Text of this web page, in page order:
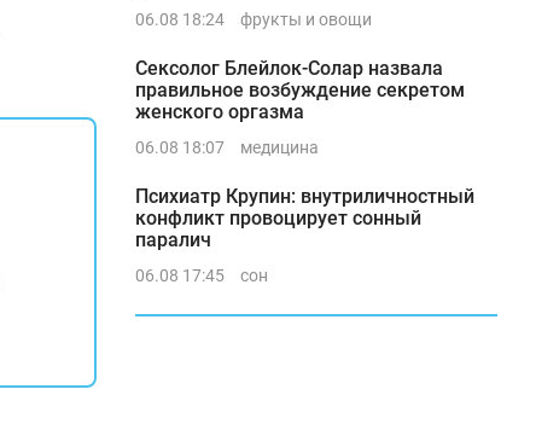
06.08 18:24 фрукты и овощи
Сексолог Блейлок-Солар назвала
правильное возбуждение секретом
женского оргазма
06.08 18:07 медицина
Психиатр Крупин: внутриличностный
конфликт провоцирует сонный
паралич
06.08 17:45 сон